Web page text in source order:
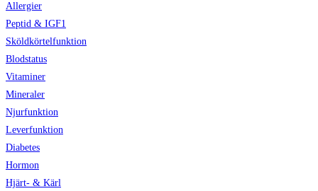
Allergier
Peptid & IGF1
Sköldkörtelfunktion
Blodstatus
Vitaminer
Mineraler
Njurfunktion
Leverfunktion
Diabetes
Hormon
Hjärt- & Kärl